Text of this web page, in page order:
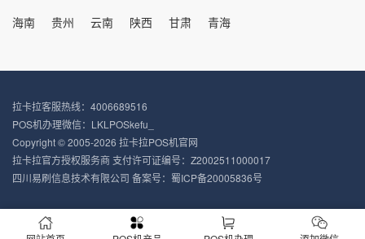
海南
贵州 云南 陕西 甘肃 青海
拉卡拉客服热线：4006689516
POS机办理微信：LKLPOSkefu_
Copyright © 2005-2026 拉卡拉POS机官网
拉卡拉官方授权服务商 支付许可证编号：Z2002511000017
四川易刷信息技术有限公司 备案号： 蜀ICP备20005836号